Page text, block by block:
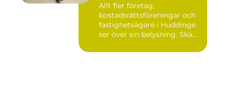
Allt fler företag,
bostadsrättsföreningar och
fastighetsägare i Huddinge
ser över sin belysning. Skä...